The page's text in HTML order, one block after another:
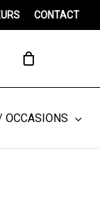
CONTACT
OCCASIONS
Close
Menu